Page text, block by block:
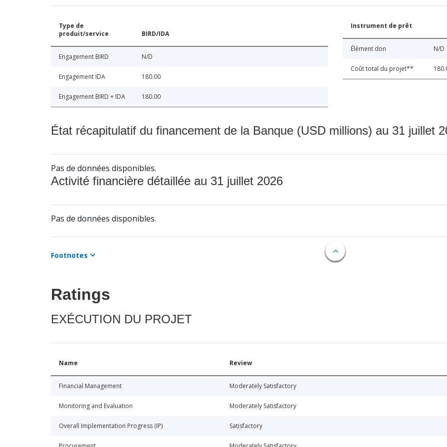
Type de
produit/service
BIRD/IDA
Engagement BIRD N/D
Engagement IDA 180.00
Engagement BIRD + IDA 180.00
Instrument de prêt
Élément don N/D
Coût total du projet**
État récapitulatif du financement de la Banque (USD millions) au 31 juillet
Pas de données disponibles.
Activité financière détaillée au 31 juillet 2026
Pas de données disponibles.
Footnotes
Ratings
EXÉCUTION DU PROJET
Name Review
Financial Management Moderately Satisfactory
Monitoring and Evaluation Moderately Satisfactory
Overall Implementation Progress (IP) Satisfactory